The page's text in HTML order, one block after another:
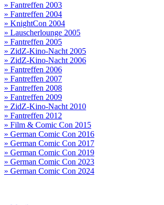
» Fantreffen 2003
» Fantreffen 2004
» KnightCon 2004
» Lauscherlounge 2005
» Fantreffen 2005
» ZidZ-Kino-Nacht 2005
» ZidZ-Kino-Nacht 2006
» Fantreffen 2006
» Fantreffen 2007
» Fantreffen 2008
» Fantreffen 2009
» ZidZ-Kino-Nacht 2010
» Fantreffen 2012
» Film & Comic Con 2015
» German Comic Con 2016
» German Comic Con 2017
» German Comic Con 2019
» German Comic Con 2023
» German Comic Con 2024